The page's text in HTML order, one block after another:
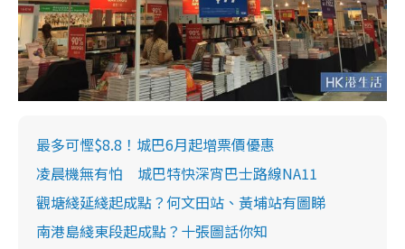
最多可慳$8.8！城巴6月起增票價優惠
凌晨機無有怕 城巴特快深宵巴士路線NA11
觀塘綫延綫起成點？何文田站、黃埔站有圖睇
南港島綫東段起成點？十張圖話你知